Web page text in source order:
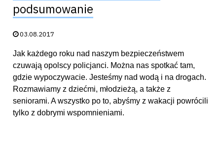
podsumowanie
Data publikacji:
03.08.2017
Jak każdego roku nad naszym bezpieczeństwem
czuwają opolscy policjanci. Można nas spotkać tam,
gdzie wypoczywacie. Jesteśmy nad wodą i na drogach.
Rozmawiamy z dziećmi, młodzieżą, a także z
seniorami. A wszystko po to, abyśmy z wakacji powrócili
tylko z dobrymi wspomnieniami.